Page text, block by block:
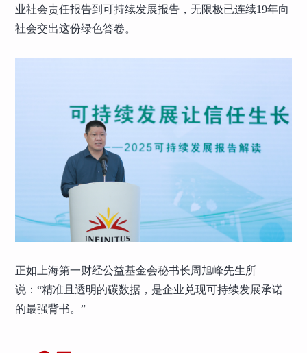
业社会责任报告到可持续发展报告，无限极已连续19年向
社会交出这份绿色答卷。
正如上海第一财经公益基金会秘书长周旭峰先生所
说：“精准且透明的碳数据，是企业兑现可持续发展承诺
的最强背书。”